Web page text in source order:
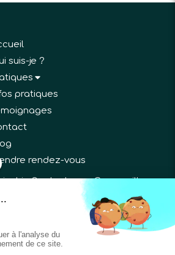
suis-je ?
pratiques
rendez-vous
- Sophrologue Gargenville
du site